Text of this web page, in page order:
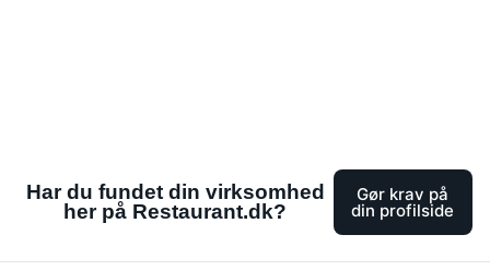
Har du fundet din virksomhed
her på Restaurant.dk?
Gør krav på
din profilside